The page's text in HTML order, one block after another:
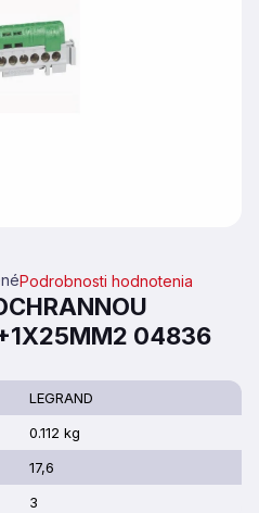
je 0,0 z 5 hviezdičiek.
Podrobnosti hodnotenia
04836
LEGRAND
0.112 kg
17,6
3